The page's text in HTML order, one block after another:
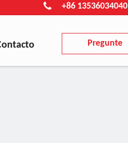
+86 13536034040
Pregunte
ahora